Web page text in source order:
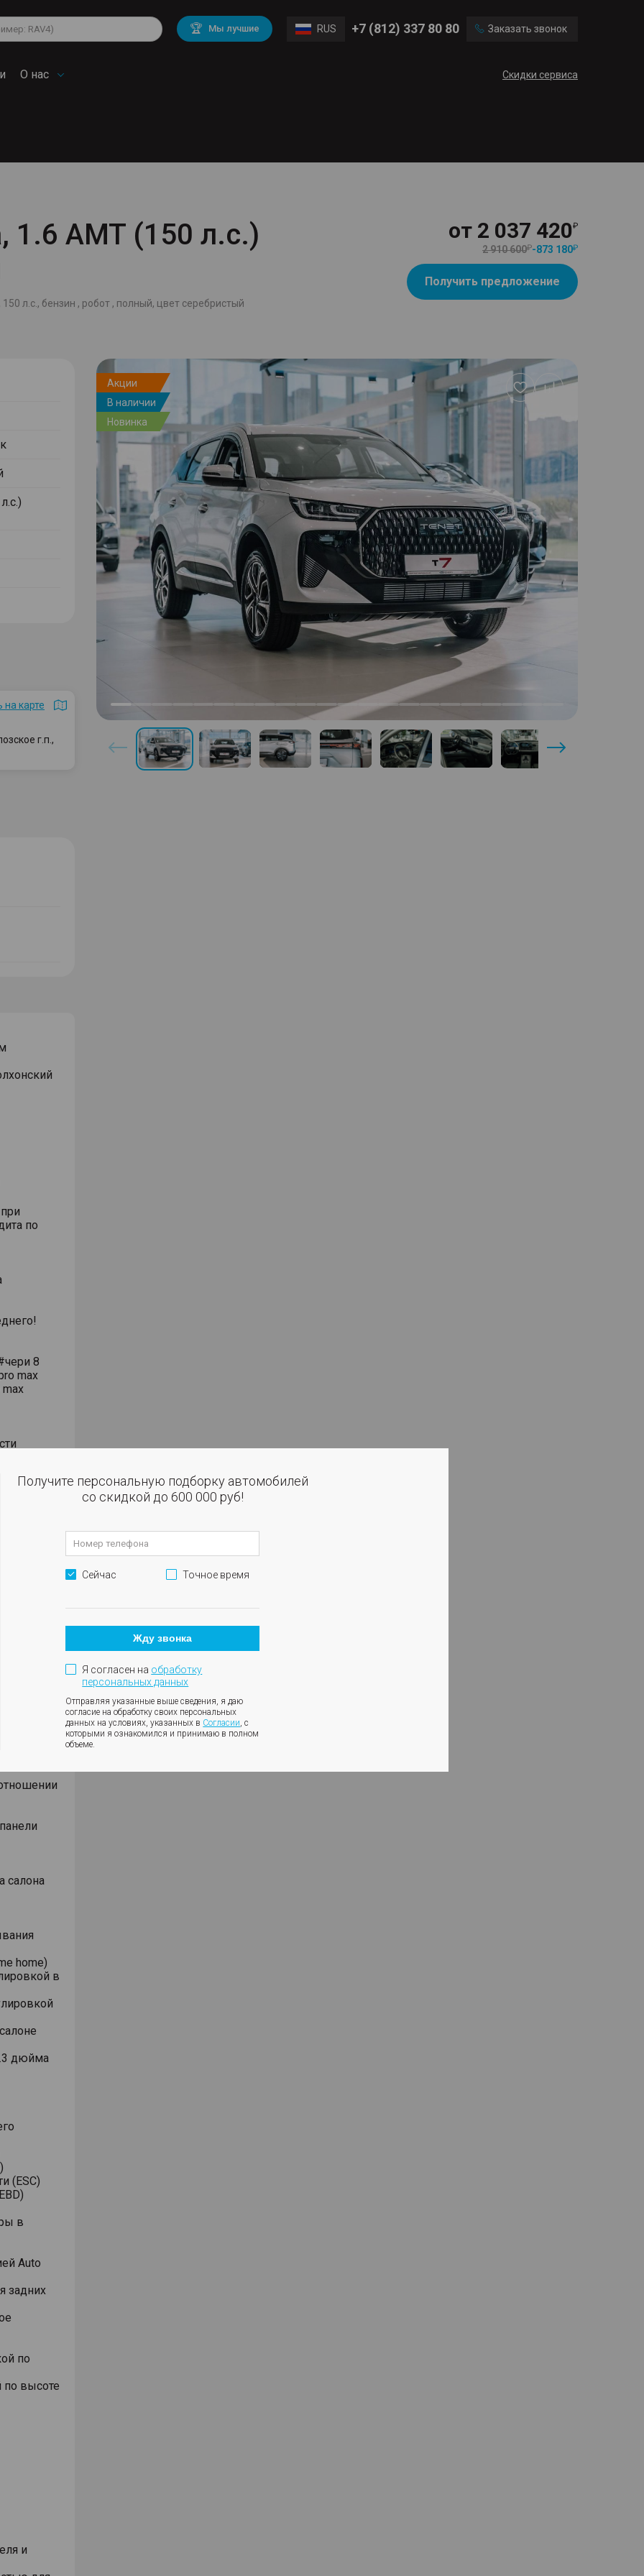
🏆 Мы лучшие RUS +7 (812) 337 80 80 Заказать звонок
О нас Скидки сервиса
BMW Cadillac
Land Rover Mercedes Benz
1.6 AMT (150 л.с.)
л.с., бензин , робот , полный, цвет серебристый
от 2 037 420
2 910 600 -873 180
Получить предложение
на карте
г.п.,
по
8
max
с
салона
home)
в
дюйма
(ESC)
в
Auto
задних
по
по высоте
и
Акции
В наличии
Новинка
Добавить
в
избранное
Получите персональную подборку автомобилей
со скидкой до 600 000 руб!
Сейчас Точное время
Жду звонка
Я согласен на обработку
персональных данных
Отправляя указанные выше сведения, я даю
согласие на обработку своих персональных
данных на условиях, указанных в Согласии, с
которыми я ознакомился и принимаю в полном
объеме.